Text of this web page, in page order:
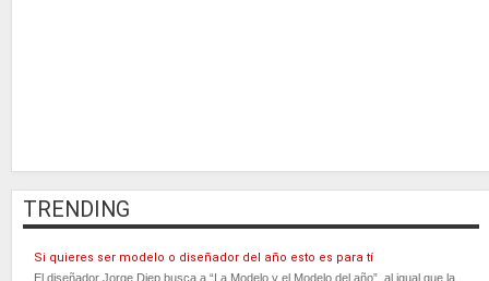
TRENDING
Si quieres ser modelo o diseñador del año esto es para tí
El diseñador Jorge Diep busca a “La Modelo y el Modelo del año”, al igual que la